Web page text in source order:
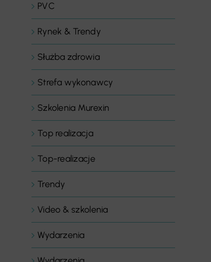
PVC
Rynek & Trendy
Służba zdrowia
Strefa wykonawcy
Szkolenia Murexin
Top realizacja
Top-realizacje
Trendy
Video & szkolenia
Wydarzenia